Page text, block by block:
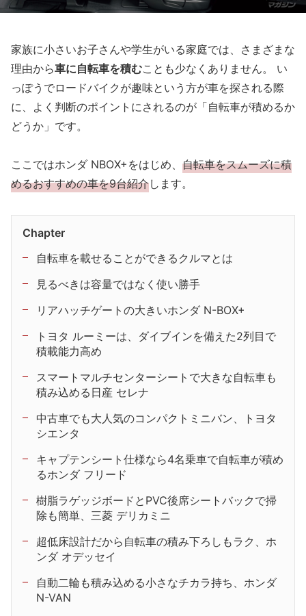
家族に小さいお子さんや学生がいる家庭では、さまざまな
理由から車に自転車を積むことも少なくありません。 い
っぽうでロードバイクが趣味という方が車を探される際
に、よく判断のポイントにされるのが「自転車が積めるか
どうか」です。
ここではホンダ NBOX+をはじめ、 自転車をスムーズに積
めるおすすめの車を9台紹介します。
Chapter
自転車を載せることができるクルマとは
見るべきは容量ではなく使い勝手
リアハッチゲートの大きいホンダ N-BOX+
トヨタ ルーミーは、ダイブインを備えた2列目で
積載能力高め
スマートマルチセンターシートで大きな自転車も
積み込める日産 セレナ
中古車でも大人気のコンパクトミニバン、トヨタ
シエンタ
キャプテンシート仕様なら4名乗車で自転車が積め
るホンダ フリード
樹脂ラゲッジボードとPVC後席シートバックで掃
除も簡単、三菱 デリカミニ
超低床設計だから自転車の積み下ろしもラク、ホ
ンダ オデッセイ
自動二輪も積み込める小さなチカラ持ち、ホンダ
N-VAN